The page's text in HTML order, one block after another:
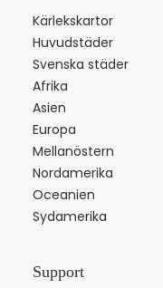
Kärlekskartor
Huvudstäder
Svenska städer
Afrika
Asien
Europa
Mellanöstern
Nordamerika
Oceanien
Sydamerika
Support